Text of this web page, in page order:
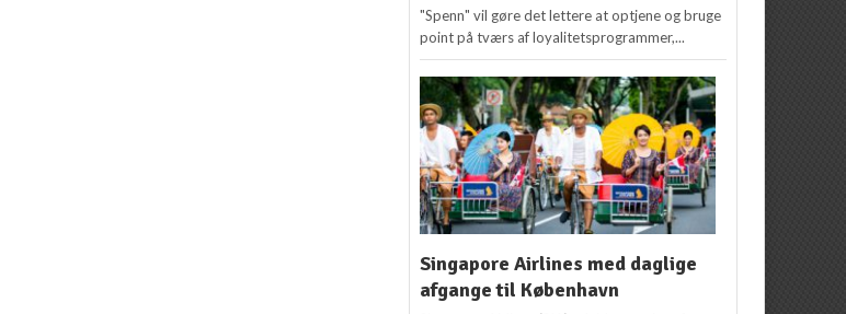
"Spenn" vil gøre det lettere at optjene og bruge
point på tværs af loyalitetsprogrammer,...
Singapore Airlines med daglige
afgange til København